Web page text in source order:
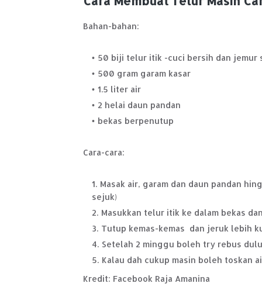
Bahan-bahan:
50 biji telur itik -cuci bersih dan jemur
500 gram garam kasar
1.5 liter air
2 helai daun pandan
bekas berpenutup
Cara-cara:
Masak air, garam dan daun pandan
sejuk)
Masukkan telur itik ke dalam bekas
Tutup kemas-kemas dan jeruk lebih
Setelah 2 minggu boleh try rebus
Kalau dah cukup masin boleh toskan
Kredit: Facebook Raja Amanina